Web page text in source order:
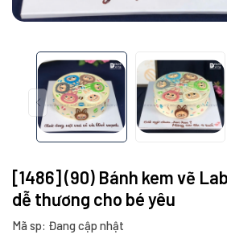
[1486] (90) Bánh kem vẽ
dễ thương cho bé yêu
Mã sp: Đang cập nhật